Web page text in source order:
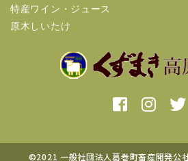
特産ワイン・ジュース
原木しいたけ
©2021 一般社団法人葛巻町畜産開発